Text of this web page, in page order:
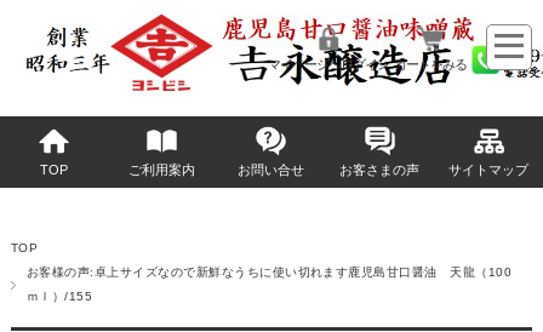
マイページへログイン カートをみる
TOP ご利用案内 お問い合せ お客さまの声 サイトマップ
TOP
お客様の声:卓上サイズなので新鮮なうちに使い切れます鹿児島甘口醤油 天龍（100
ｍｌ）/155